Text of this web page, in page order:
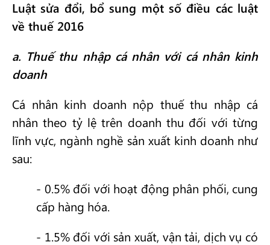
Luật sửa đổi, bổ sung một số điều các luật
về thuế 2016
a. Thuế thu nhập cá nhân với cá nhân kinh
doanh
Cá nhân kinh doanh nộp thuế thu nhập cá
nhân theo tỷ lệ trên doanh thu đối với từng
lĩnh vực, ngành nghề sản xuất kinh doanh như
sau:
- 0.5% đối với hoạt động phân phối, cung
cấp hàng hóa.
- 1.5% đối với sản xuất, vận tải, dịch vụ có